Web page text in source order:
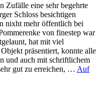
Zufälle eine sehr begehrte
Schloss besichtigen
nixht mehr öffentlich bei
von finestep war
hat mit viel
präsentiert, konnte alle
und auch mit schriftlichem
gut zu erreichen, … Auf